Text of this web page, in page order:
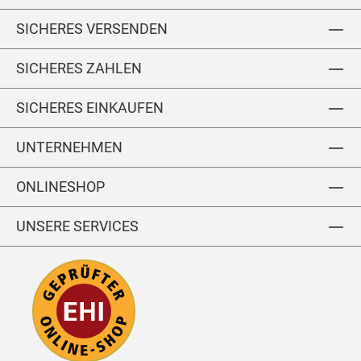
ol
5
1
5
4-
1
0
SICHERES VERSENDEN
SICHERES ZAHLEN
SICHERES EINKAUFEN
UNTERNEHMEN
ONLINESHOP
UNSERE SERVICES